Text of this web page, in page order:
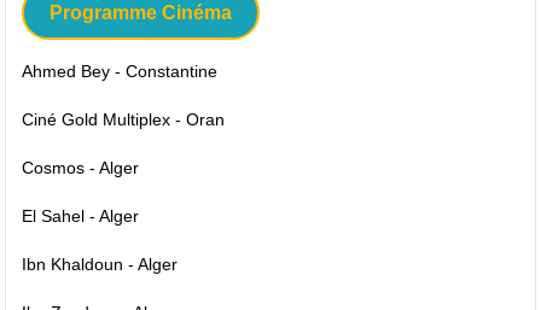
Programme Cinéma
Ahmed Bey - Constantine
Ciné Gold Multiplex - Oran
Cosmos - Alger
El Sahel - Alger
Ibn Khaldoun - Alger